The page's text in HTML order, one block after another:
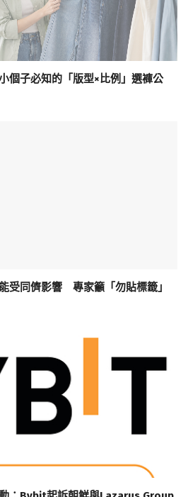
個子必知的「版型×比例」選褲公
受同儕影響 專家籲「勿貼標籤」